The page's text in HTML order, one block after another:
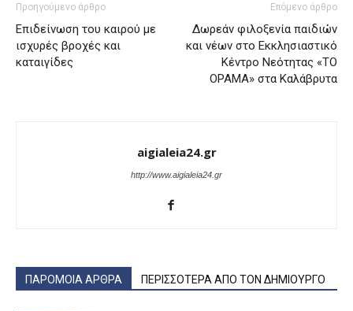
Προηγούμενο άρθρο
Επιδείνωση του καιρού με
ισχυρές βροχές και
καταιγίδες
Επόμενο άρθρο
Δωρεάν φιλοξενία παιδιών
και νέων στο Εκκλησιαστικό
Κέντρο Νεότητας «ΤΟ
ΟΡΑΜΑ» στα Καλάβρυτα
aigialeia24.gr
http://www.aigialeia24.gr
ΠΑΡΟΜΟΙΑ ΑΡΘΡΑ ΠΕΡΙΣΣΟΤΕΡΑ ΑΠΟ ΤΟΝ ΔΗΜΙΟΥΡΓΟ